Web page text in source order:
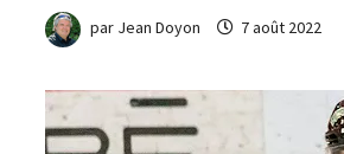
par Jean Doyon 7 août 2022